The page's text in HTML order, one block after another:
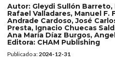
Autor: Gleydi Sullón
Rafael Valladares, Manuel F.
Andrade Cardoso, José
Presta, Ignacio Chuecas
Ana María Díaz Burgos,
Editora: CHAM Publishing
Publicado a:2024-12-31